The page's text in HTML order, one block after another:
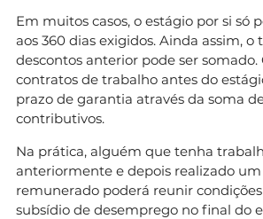
Em muitos casos, o estágio por si só
aos 360 dias exigidos. Ainda assim, o
descontos anterior pode ser
contratos de trabalho antes do
prazo de garantia através da soma
contributivos.
Na prática, alguém que tenha
anteriormente e depois realizado
remunerado poderá reunir
subsídio de desemprego no final do